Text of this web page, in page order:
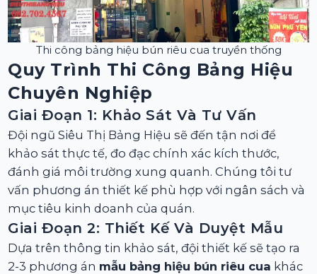
Thi công bảng hiệu bún riêu cua truyền thống
Quy Trình Thi Công Bảng Hiệu
Chuyên Nghiệp
Giai Đoạn 1: Khảo Sát Và Tư Vấn
Đội ngũ Siêu Thị Bảng Hiệu sẽ đến tận nơi để
khảo sát thực tế, đo đạc chính xác kích thước,
đánh giá môi trường xung quanh. Chúng tôi tư
vấn phương án thiết kế phù hợp với ngân sách và
mục tiêu kinh doanh của quán.
Giai Đoạn 2: Thiết Kế Và Duyệt Mẫu
Dựa trên thông tin khảo sát, đội thiết kế sẽ tạo ra
2-3 phương án mẫu bảng hiệu bún riêu cua khác